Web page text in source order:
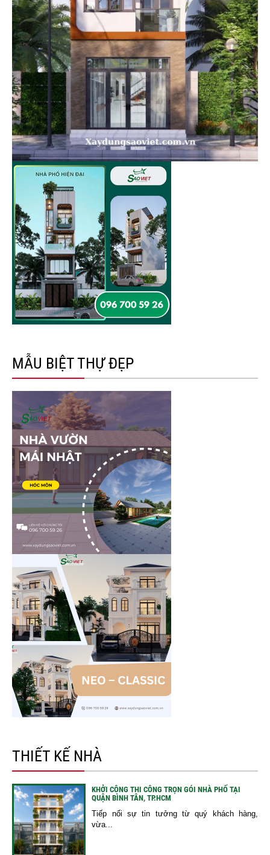
MẪU BIỆT THỰ ĐẸP
THIẾT KẾ NHÀ
KHỞI CÔNG THI CÔNG TRỌN GÓI NHÀ PHỐ TẠI
QUẬN BÌNH TÂN, TP.HCM
Tiếp nối sự tin tưởng từ quý khách hàng,
vừa...